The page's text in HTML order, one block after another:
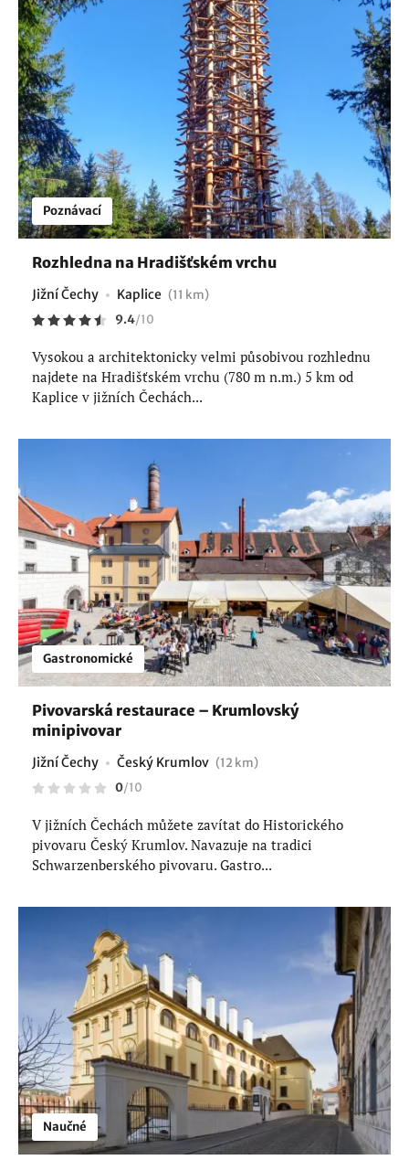
Poznávací
Rozhledna na Hradišťském vrchu
Jižní Čechy Kaplice (11 km)
9.4/10
Vysokou a architektonicky velmi působivou rozhlednu
najdete na Hradišťském vrchu (780 m n.m.) 5 km od
Kaplice v jižních Čechách...
Gastronomické
Pivovarská restaurace – Krumlovský
minipivovar
Jižní Čechy Český Krumlov (12 km)
0/10
V jižních Čechách můžete zavítat do Historického
pivovaru Český Krumlov. Navazuje na tradici
Schwarzenberského pivovaru. Gastro...
Naučné